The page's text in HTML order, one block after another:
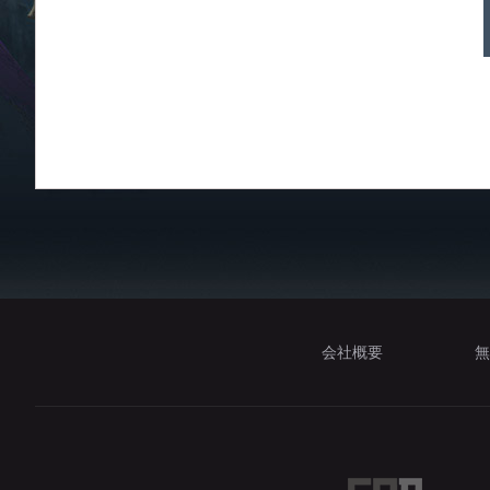
会社概要